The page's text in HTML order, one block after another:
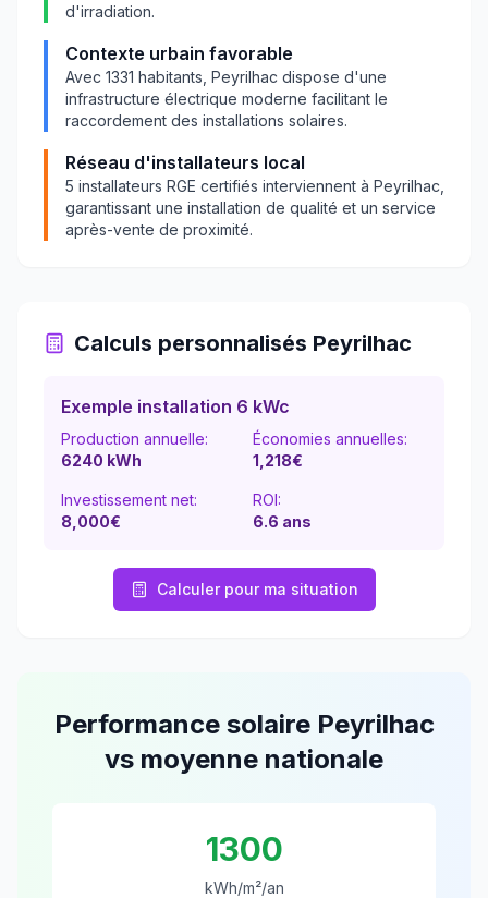
d'irradiation.
Contexte urbain favorable
Avec 1331 habitants, Peyrilhac dispose d'une
infrastructure électrique moderne facilitant le
raccordement des installations solaires.
Réseau d'installateurs local
5 installateurs RGE certifiés interviennent à Peyrilhac
garantissant une installation de qualité et un service
après-vente de proximité.
Calculs personnalisés Peyrilhac
Exemple installation 6 kWc
Production annuelle:
6240 kWh
Économies annuelles:
1,218€
Investissement net:
8,000€
ROI:
6.6 ans
Calculer pour ma situation
Performance solaire Peyrilhac
vs moyenne nationale
1300
kWh/m²/an